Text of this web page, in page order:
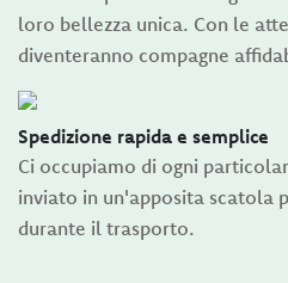
loro bellezza unica. Con le
diventeranno compagne
Spedizione rapida e semplice
Ci occupiamo di ogni
inviato in un'apposita scatola
durante il trasporto.